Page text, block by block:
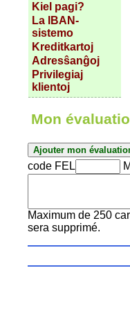
Kiel pagi?
La IBAN-
sistemo
Kreditkartoj
Adresŝanĝoj
Privilegiaj
klientoj
Mon
code FEL
Maximum de 250
sera supprimé.